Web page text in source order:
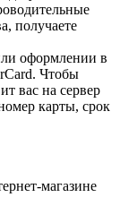
получаете
оформлении в
Чтобы
вас на сервер
карты, срок
магазине